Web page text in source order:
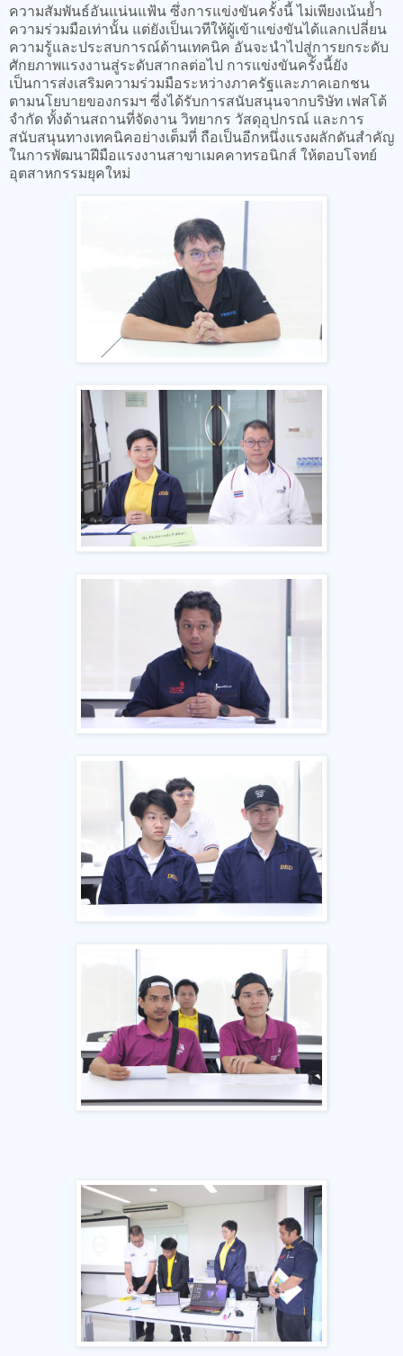
ความสัมพันธ์อันแน่นแฟ้น ซึ่งการแข่งขันครั้งนี้ ไม่เพียงเน้นย้ำ
ความร่วมมือเท่านั้น แต่ยังเป็นเวทีให้ผู้เข้าแข่งขันได้แลกเปลี่ยน
ความรู้และประสบการณ์ด้านเทคนิค อันจะนำไปสู่การยกระดับ
ศักยภาพแรงงานสู่ระดับสากลต่อไป การแข่งขันครั้งนี้ยัง
เป็นการส่งเสริมความร่วมมือระหว่างภาครัฐและภาคเอกชน
ตามนโยบายของกรมฯ ซี่งได้รับการสนับสนุนจากบริษัท เฟสโต้
จำกัด ทั้งด้านสถานที่จัดงาน วิทยากร วัสดุอุปกรณ์ และการ
สนับสนุนทางเทคนิคอย่างเต็มที่ ถือเป็นอีกหนึ่งแรงผลักดันสำคัญ
ในการพัฒนาฝีมือแรงงานสาขาเมคคาทรอนิกส์ ให้ตอบโจทย์
อุตสาหกรรมยุคใหม่